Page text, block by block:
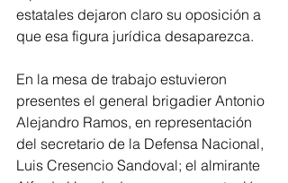
estatales dejaron claro su oposición a
que esa figura jurídica desaparezca.
En la mesa de trabajo estuvieron
presentes el general brigadier Antonio
Alejandro Ramos, en representación
del secretario de la Defensa Nacional,
Luis Cresencio Sandoval; el almirante